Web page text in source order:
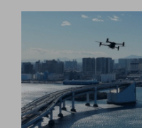
自動化・省電化
業種・業態で探すTOP
自治体
一次産業